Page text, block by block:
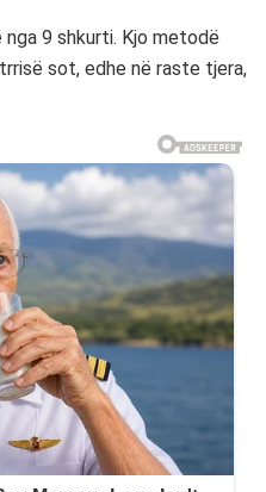
nga 9 shkurti. Kjo metodë
sot, edhe në raste tjera,